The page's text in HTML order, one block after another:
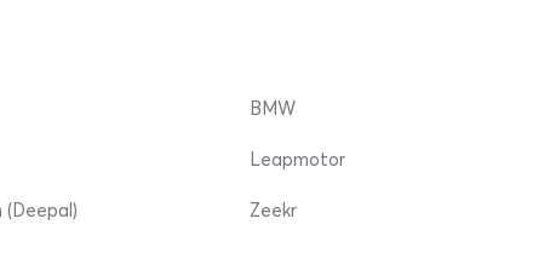
(Deepal)
BMW
Leapmotor
Zeekr